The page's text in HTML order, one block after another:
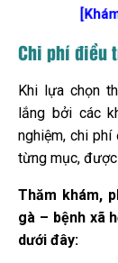
Chi phí điều
Khi lựa chọn
lắng bởi các
nghiệm, chi
từng mục,
Thăm khám,
gà – bệnh xã
dưới đây: